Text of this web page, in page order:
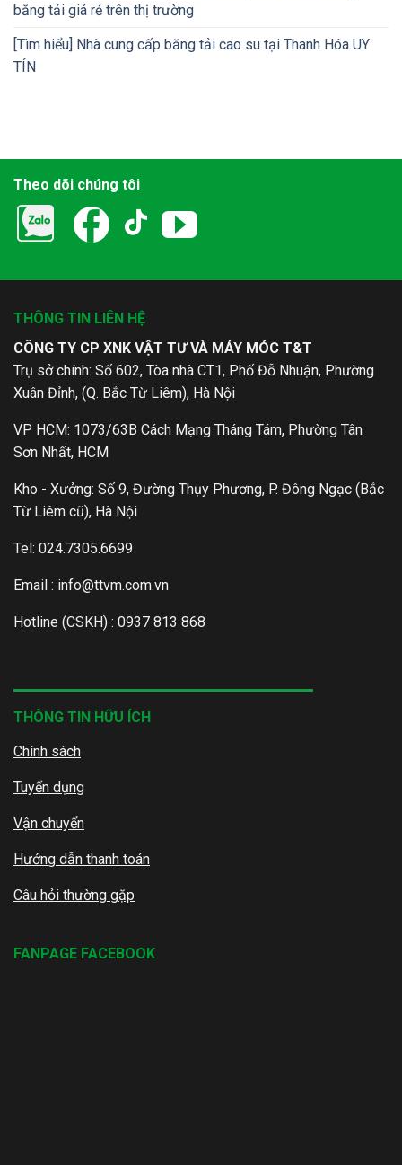
băng tải giá rẻ trên thị trường
[Tìm hiểu] Nhà cung cấp băng tải cao su tại Thanh Hóa UY
TÍN
Theo dõi chúng tôi
THÔNG TIN HỮU ÍCH
Chính sách
Tuyển dụng
Vận chuyển
Hướng dẫn thanh toán
Câu hỏi thường gặp
THÔNG TIN LIÊN HỆ
CÔNG TY CP XNK VẬT TƯ VÀ MÁY MÓC T&T
Trụ sở chính: Số 602, Tòa nhà CT1, Phố Đỗ Nhuận, Phường
Xuân Đỉnh, (Q. Bắc Từ Liêm), Hà Nội
VP HCM: 1073/63B Cách Mạng Tháng Tám, Phường Tân
Sơn Nhất, HCM
Kho - Xưởng: Số 9, Đường Thụy Phương, P. Đông Ngạc (Bắc
Từ Liêm cũ), Hà Nội
Tel: 024.7305.6699
Email : info@ttvm.com.vn
Hotline (CSKH) : 0937 813 868
FANPAGE FACEBOOK